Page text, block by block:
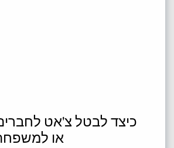
כיצד לבטל צ'אט
או